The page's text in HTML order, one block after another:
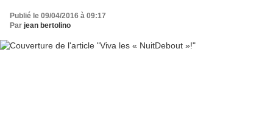
Publié le 09/04/2016 à 09:17
Par jean bertolino